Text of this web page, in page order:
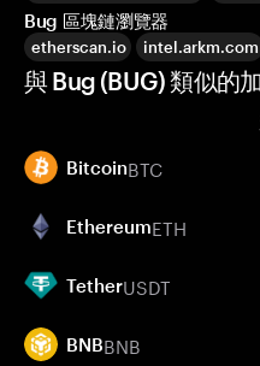
Bug 區塊鏈瀏覽器
etherscan.io intel.arkm.com
與 Bug (BUG) 類似的
BitcoinBTC
EthereumETH
TetherUSDT
BNBBNB